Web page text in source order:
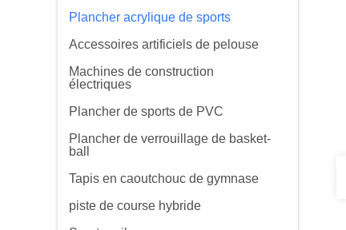
Plancher acrylique de sports
Accessoires artificiels de pelouse
Machines de construction
électriques
Plancher de sports de PVC
Plancher de verrouillage de basket-
ball
Tapis en caoutchouc de gymnase
piste de course hybride